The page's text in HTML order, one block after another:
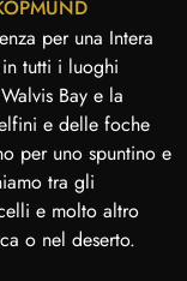
per una Intera
tutti i luoghi
Bay e la
e delle foche
per uno spuntino e
tra gli
e molto altro
o nel deserto.